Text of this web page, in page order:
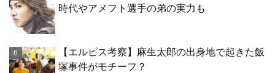
時代やアメフト選手の弟の実力も
【エルピス考察】麻生太郎の出身地で起きた飯
塚事件がモチーフ？